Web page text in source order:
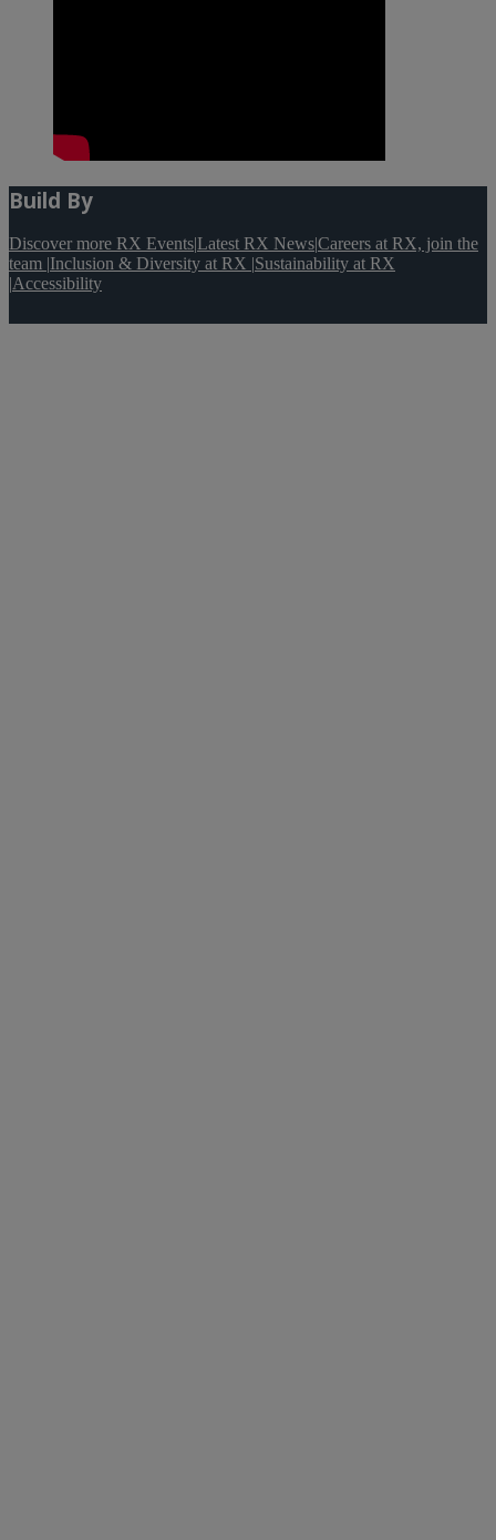
Build By
Discover more RX Events|Latest RX News|Careers at RX, join the
team |Inclusion & Diversity at RX |Sustainability at RX
|Accessibility